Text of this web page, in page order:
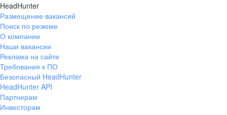
HeadHunter
Размещение вакансий
Поиск по резюме
О компании
Наши вакансии
Реклама на сайте
Требования к ПО
Безопасный HeadHunter
HeadHunter API
Партнерам
Инвесторам